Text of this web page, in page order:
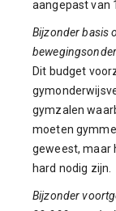
aangepast van
Bijzonder basis
Dit budget
gymzalen
moeten
geweest, maar
hard nodig zijn.
Bijzonder